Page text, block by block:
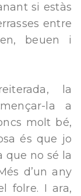
si estàs
entre
beuen i
la
la a
molt bé,
és que jo
que no sé la
d’un any
folre. I ara,